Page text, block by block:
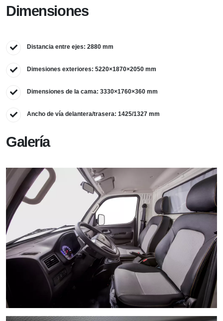
Dimensiones
Distancia entre ejes: 2880 mm
Dimesiones exteriores: 5220×1870×2050 mm
Dimensiones de la cama: 3330×1760×360 mm
Ancho de vía delantera/trasera: 1425/1327 mm
Galería